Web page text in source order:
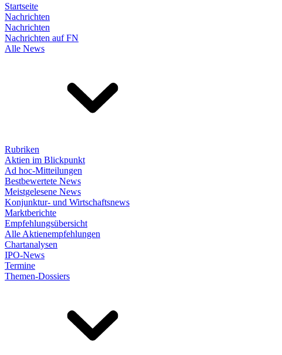
Startseite
Nachrichten
Nachrichten
Nachrichten auf FN
Alle News
Rubriken
Aktien im Blickpunkt
Ad hoc-Mitteilungen
Bestbewertete News
Meistgelesene News
Konjunktur- und Wirtschaftsnews
Marktberichte
Empfehlungsübersicht
Alle Aktienempfehlungen
Chartanalysen
IPO-News
Termine
Themen-Dossiers